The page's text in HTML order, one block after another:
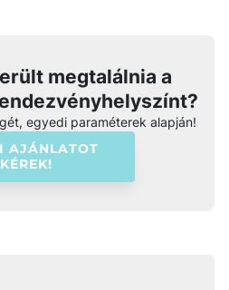
megtalálnia a
egyedi paraméterek alapján!
AJÁNLATOT
KÉREK!